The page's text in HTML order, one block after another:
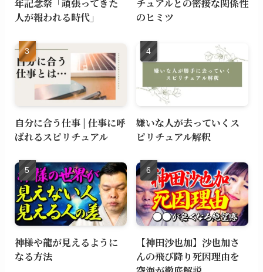
年記念祭「頑張ってきた
人が報われる時代」
チュアルとの密接な関係性
のヒミツ
自分に合う仕事 | 仕事に呼
ばれるスピリチュアル
嫌いな人が去っていくス
ピリチュアル解釈
神様や龍が見えるように
なる方法
【神田沙也加】沙也加さ
んの飛び降り死因理由を